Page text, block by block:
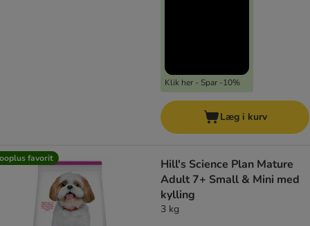
Klik her - Spar -10%
Læg i kurv
favorit
Hill's Science Plan Mature
Adult 7+ Small & Mini med
kylling
3 kg